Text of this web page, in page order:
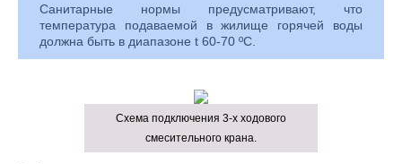
Санитарные нормы предусматривают, что
температура подаваемой в жилище горячей воды
должна быть в диапазоне t 60-70 ºС.
Схема подключения 3-х ходового
смесительного крана.